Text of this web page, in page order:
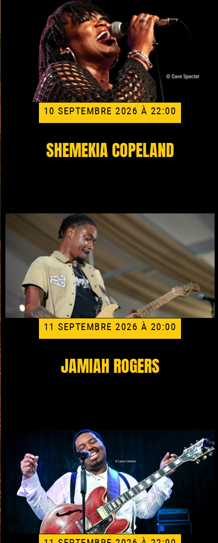
10 SEPTEMBRE 2026 À 22:00
SHEMEKIA COPELAND
11 SEPTEMBRE 2026 À 20:00
JAMIAH ROGERS